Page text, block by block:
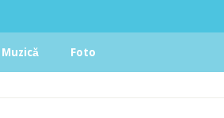
Muzică Foto